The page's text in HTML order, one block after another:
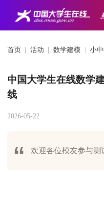
首页 活动 数学建模 小
中国大学生在线数学
线
2026-05-22
欢迎各位模友参与测